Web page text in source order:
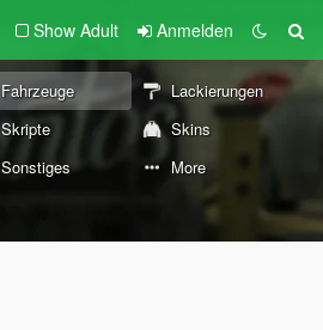
Show Adult Anmelden
Fahrzeuge
Lackierungen
Skripte
Skins
Sonstiges More